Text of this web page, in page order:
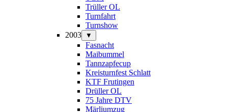
Trüller OL
Turnfahrt
Turnshow
2003
▼
Fasnacht
Maibummel
Tannzapfecup
Kreisturnfest Schlatt
KTF Frutingen
Drüller OL
75 Jahre DTV
Märliumzug